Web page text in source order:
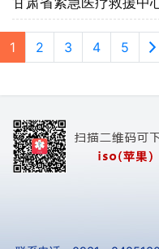
1 2 3 4 5